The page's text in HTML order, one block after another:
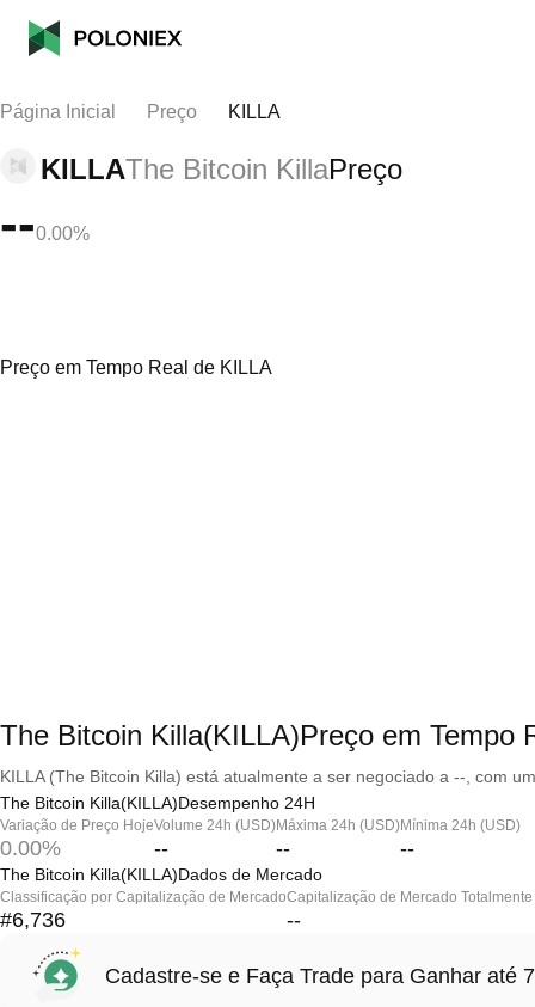
Página Inicial Preço KILLA
KILLAThe Bitcoin KillaPreço
--0.00%
Preço em Tempo Real de KILLA
The Bitcoin Killa(KILLA)Preço em Tempo
KILLA (The Bitcoin Killa) está atualmente a ser negociado a --, com
The Bitcoin Killa(KILLA)Desempenho 24H
Variação de Preço Hoje
0.00%
Volume 24h (USD)
--
Máxima 24h (USD)
--
Mínima 24h (USD)
--
The Bitcoin Killa(KILLA)Dados de Mercado
Classificação por Capitalização de Mercado
#6,736
Capitalização de Mercado
--
Cadastre-se e Faça Trade para Ganhar até